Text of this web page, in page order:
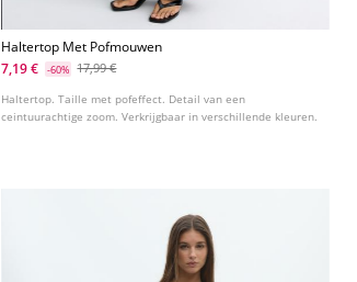
Haltertop Met Pofmouwen
7,19 €
-60% 17,99 €
Haltertop. Taille met pofeffect. Detail van een
ceintuurachtige zoom. Verkrijgbaar in verschillende kleuren.